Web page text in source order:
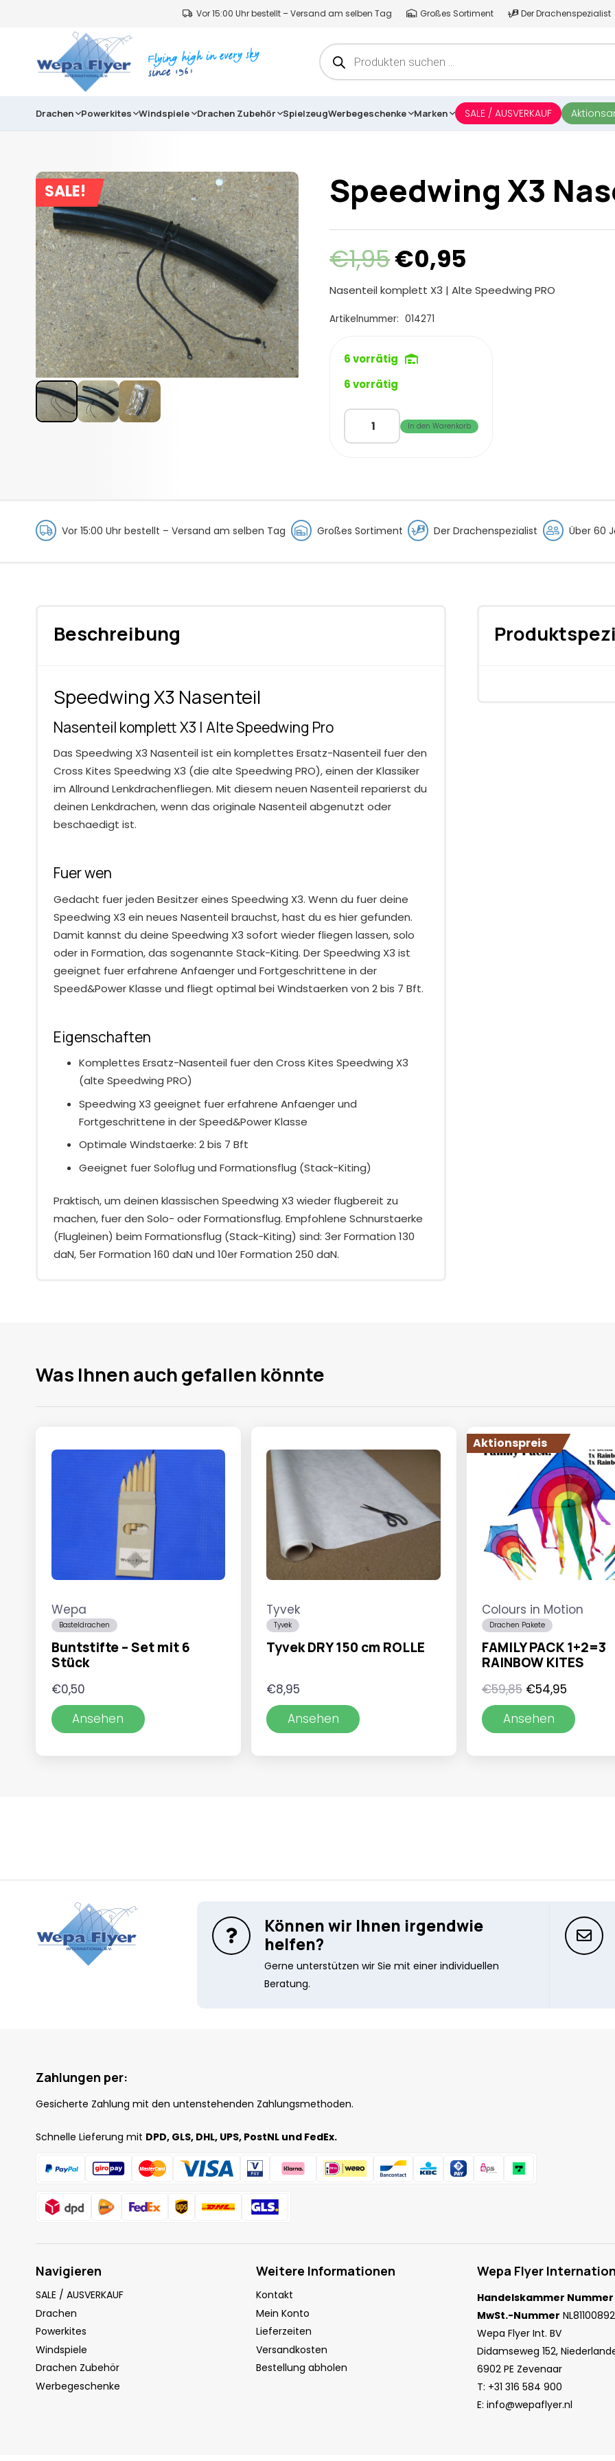
Vor 15:00 Uhr bestellt – Versand am selben Tag Großes Sortiment Der Drachenspezialist
Products
search
Drachen Powerkites Windspiele Drachen Zubehör SpielzeugWerbegeschenke Marken SALE / AUSVERKAUF
SALE! Speedwing X3
€1,95Ursprünglicher
Preis
war:
€1,95
€0,95
ist:
Nasenteil komplett X3 | Alte Speedwing PRO
Artikelnummer: 014271
6 vorrätig
6 vorrätig
Speedwing
In den Warenkorb
Vor 15:00 Uhr bestellt – Versand am selben Tag Großes Sortiment Der Drachenspezialist Über 60
Beschreibung
Speedwing X3 Nasenteil
Nasenteil komplett X3 | Alte Speedwing Pro
Das Speedwing X3 Nasenteil ist ein komplettes Ersatz-Nasenteil fuer den
Cross Kites Speedwing X3 (die alte Speedwing PRO), einen der Klassiker
im Allround Lenkdrachenfliegen. Mit diesem neuen Nasenteil reparierst du
deinen Lenkdrachen, wenn das originale Nasenteil abgenutzt oder
beschaedigt ist.
Fuer wen
Gedacht fuer jeden Besitzer eines Speedwing X3. Wenn du fuer deine
Speedwing X3 ein neues Nasenteil brauchst, hast du es hier gefunden.
Damit kannst du deine Speedwing X3 sofort wieder fliegen lassen, solo
oder in Formation, das sogenannte Stack-Kiting. Der Speedwing X3 ist
geeignet fuer erfahrene Anfaenger und Fortgeschrittene in der
Speed&Power Klasse und fliegt optimal bei Windstaerken von 2 bis 7 Bft.
Eigenschaften
Komplettes Ersatz-Nasenteil fuer den Cross Kites Speedwing X3
(alte Speedwing PRO)
Speedwing X3 geeignet fuer erfahrene Anfaenger und
Fortgeschrittene in der Speed&Power Klasse
Optimale Windstaerke: 2 bis 7 Bft
Geeignet fuer Soloflug und Formationsflug (Stack-Kiting)
Praktisch, um deinen klassischen Speedwing X3 wieder flugbereit zu
machen, fuer den Solo- oder Formationsflug. Empfohlene Schnurstaerke
(Flugleinen) beim Formationsflug (Stack-Kiting) sind: 3er Formation 130
daN, 5er Formation 160 daN und 10er Formation 250 daN.
Was Ihnen auch gefallen könnte
Wepa
Basteldrachen
Buntstifte – Set mit 6
Stück
€0,50
Ansehen
Tyvek
Tyvek
Tyvek DRY 150 cm ROLLE
€8,95
Ansehen
Aktionspreis
Colours in Motion
Drachen Pakete
FAMILY PACK 1+2=3
RAINBOW KITES
€59,85 Ursprünglicher
Preis
war:
€54,95
Preis
ist:
Ansehen
Können wir Ihnen irgendwie
helfen?
Gerne unterstützen wir Sie mit einer individuellen
Beratung.
Zahlungen per:
Gesicherte Zahlung mit den untenstehenden Zahlungsmethoden.
Schnelle Lieferung mit DPD, GLS, DHL, UPS, PostNL und FedEx.
Navigieren
SALE / AUSVERKAUF
Drachen
Powerkites
Windspiele
Drachen Zubehör
Werbegeschenke
Weitere Informationen
Kontakt
Mein Konto
Lieferzeiten
Versandkosten
Bestellung abholen
Wepa Flyer
Handelskammer Nummer
MwSt.-Nummer
Wepa Flyer Int. BV
Didamseweg 152,
6902 PE Zevenaar
T: +31 316 584 900
E: info@wepaflyer.nl